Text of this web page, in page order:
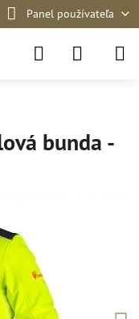
Panel používateľa
bunda -